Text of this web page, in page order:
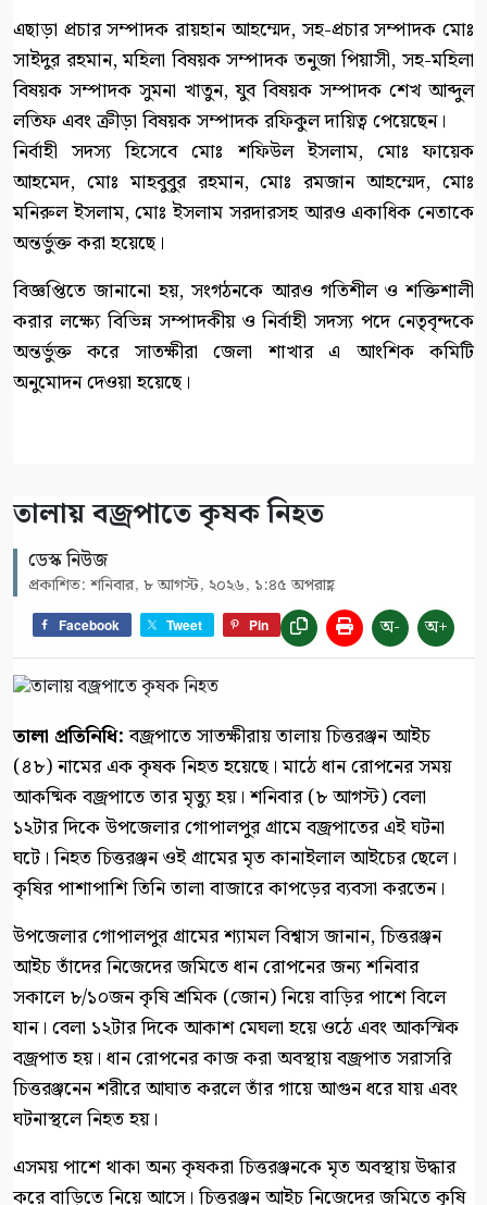
এছাড়া প্রচার সম্পাদক রায়হান আহম্মেদ, সহ-প্রচার সম্পাদক মোঃ
সাইদুর রহমান, মহিলা বিষয়ক সম্পাদক তনুজা পিয়াসী, সহ-মহিলা
বিষয়ক সম্পাদক সুমনা খাতুন, যুব বিষয়ক সম্পাদক শেখ আব্দুল
লতিফ এবং ক্রীড়া বিষয়ক সম্পাদক রফিকুল দায়িত্ব পেয়েছেন।
নির্বাহী সদস্য হিসেবে মোঃ শফিউল ইসলাম, মোঃ ফায়েক
আহমেদ, মোঃ মাহবুবুর রহমান, মোঃ রমজান আহম্মেদ, মোঃ
মনিরুল ইসলাম, মোঃ ইসলাম সরদারসহ আরও একাধিক নেতাকে
অন্তর্ভুক্ত করা হয়েছে।
বিজ্ঞপ্তিতে জানানো হয়, সংগঠনকে আরও গতিশীল ও শক্তিশালী
করার লক্ষ্যে বিভিন্ন সম্পাদকীয় ও নির্বাহী সদস্য পদে নেতৃবৃন্দকে
অন্তর্ভুক্ত করে সাতক্ষীরা জেলা শাখার এ আংশিক কমিটি
অনুমোদন দেওয়া হয়েছে।
তালায় বজ্রপাতে কৃষক নিহত
ডেস্ক নিউজ
প্রকাশিত: শনিবার, ৮ আগস্ট, ২০২৬, ১:৪৫ অপরাহ্ণ
Facebook Tweet Pin অ- অ+
‎তালা প্রতিনিধি:‎বজ্রপাতে সাতক্ষীরায় তালায় চিত্তরঞ্জন আইচ
(৪৮) নামের এক কৃষক নিহত হয়েছে। মাঠে ধান রোপনের সময়
আকষ্মিক বজ্রপাতে তার মৃত্যু হয়। শনিবার (৮ আগস্ট) বেলা
১২টার দিকে উপজেলার গোপালপুর গ্রামে বজ্রপাতের এই ঘটনা
ঘটে। নিহত চিত্তরঞ্জন ওই গ্রামের মৃত কানাইলাল আইচের ছেলে।
কৃষির পাশাপাশি তিনি তালা বাজারে কাপড়ের ব্যবসা করতেন।
‎উপজেলার গোপালপুর গ্রামের শ্যামল বিশ্বাস জানান, চিত্তরঞ্জন
আইচ তাঁদের নিজেদের জমিতে ধান রোপনের জন্য শনিবার
সকালে ৮/১০জন কৃষি শ্রমিক (জোন) নিয়ে বাড়ির পাশে বিলে
যান। বেলা ১২টার দিকে আকাশ মেঘলা হয়ে ওঠে এবং আকস্মিক
বজ্রপাত হয়। ধান রোপনের কাজ করা অবস্থায় বজ্রপাত সরাসরি
চিত্তরঞ্জনেন শরীরে আঘাত করলে তাঁর গায়ে আগুন ধরে যায় এবং
ঘটনাস্থলে নিহত হয়।
এসময় পাশে থাকা অন্য কৃষকরা চিত্তরঞ্জনকে মৃত অবস্থায় উদ্ধার
করে বাড়িতে নিয়ে আসে। চিত্তরঞ্জন আইচ নিজেদের জমিতে কৃষি